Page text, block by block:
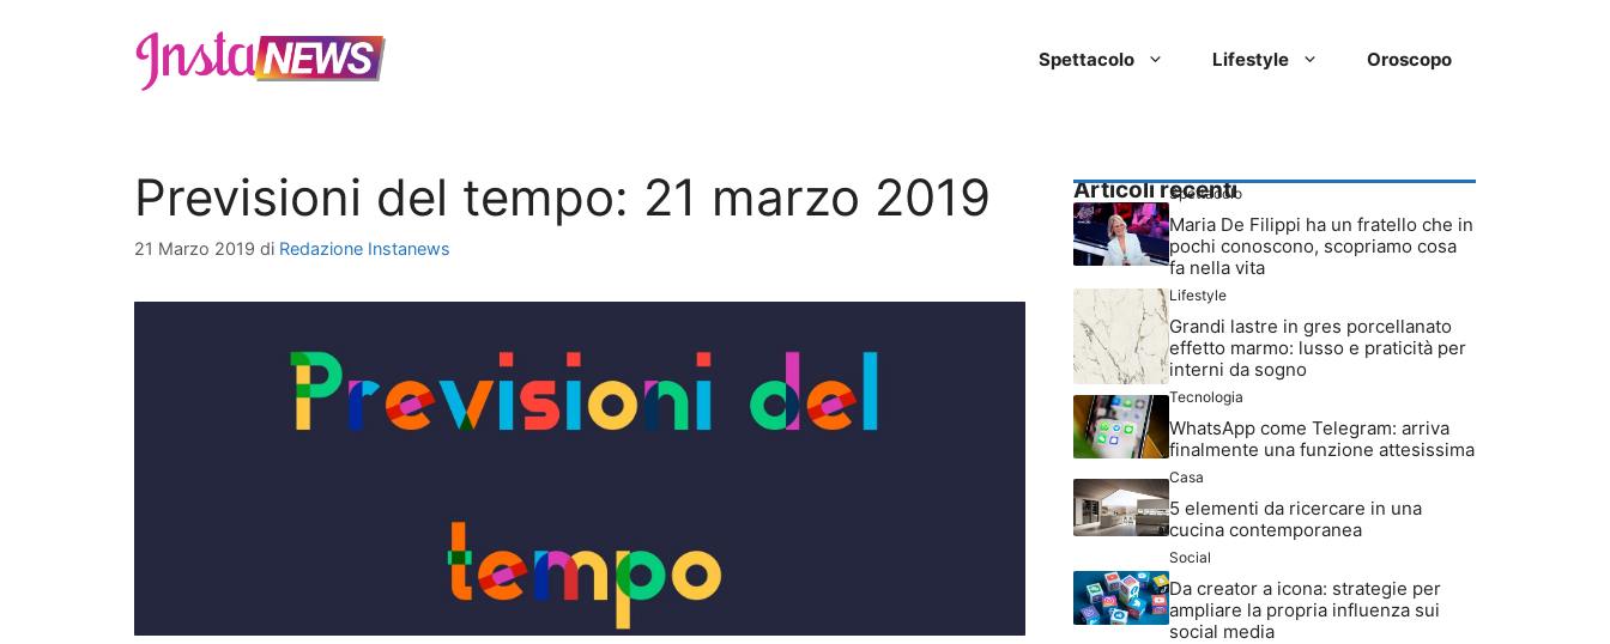
Spettacolo Lifestyle Oroscopo
Previsioni del tempo: 21 marzo 2019
21 Marzo 2019 di Redazione Instanews
Articoli recenti
Spettacolo
Maria De Filippi ha un fratello che in
pochi conoscono, scopriamo cosa
fa nella vita
Lifestyle
Grandi lastre in gres porcellanato
effetto marmo: lusso e praticità per
interni da sogno
Tecnologia
WhatsApp come Telegram: arriva
finalmente una funzione attesissima
Casa
5 elementi da ricercare in una
cucina contemporanea
Social
Da creator a icona: strategie per
ampliare la propria influenza sui
social media